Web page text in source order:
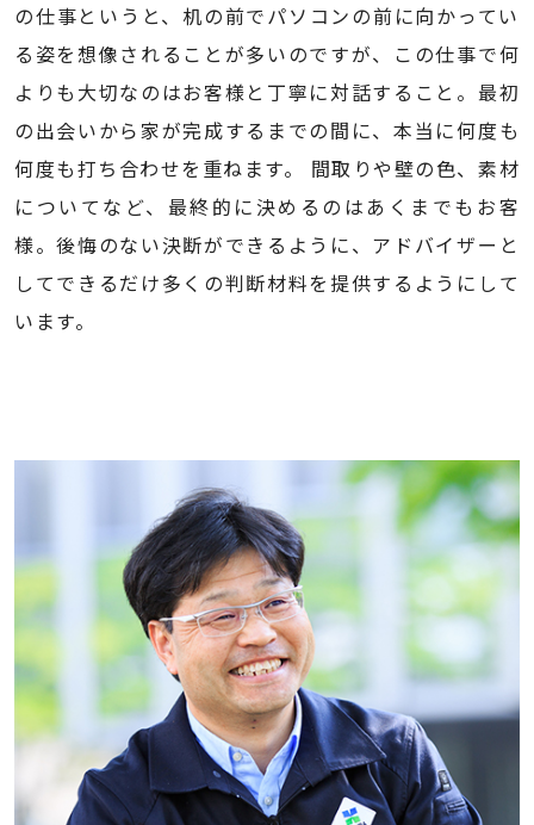
の仕事というと、机の前でパソコンの前に向かってい
る姿を想像されることが多いのですが、この仕事で何
よりも大切なのはお客様と丁寧に対話すること。最初
の出会いから家が完成するまでの間に、本当に何度も
何度も打ち合わせを重ねます。 間取りや壁の色、素材
についてなど、最終的に決めるのはあくまでもお客
様。後悔のない決断ができるように、アドバイザーと
してできるだけ多くの判断材料を提供するようにして
います。